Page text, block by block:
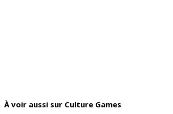
À voir aussi sur Culture Games